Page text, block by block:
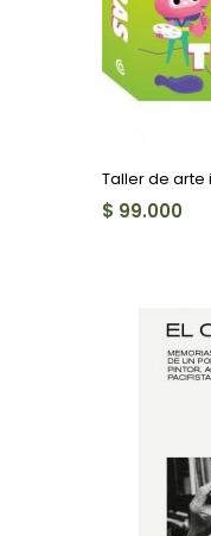
Taller de arte
$ 99.000